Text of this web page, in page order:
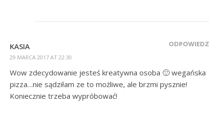
KASIA
29 MARCA 2017 AT 22:30
ODPOWIEDZ
Wow zdecydowanie jesteś kreatywna osoba 🙂 wegańska
pizza…nie sądziłam ze to możliwe, ale brzmi pysznie!
Koniecznie trzeba wypróbować!